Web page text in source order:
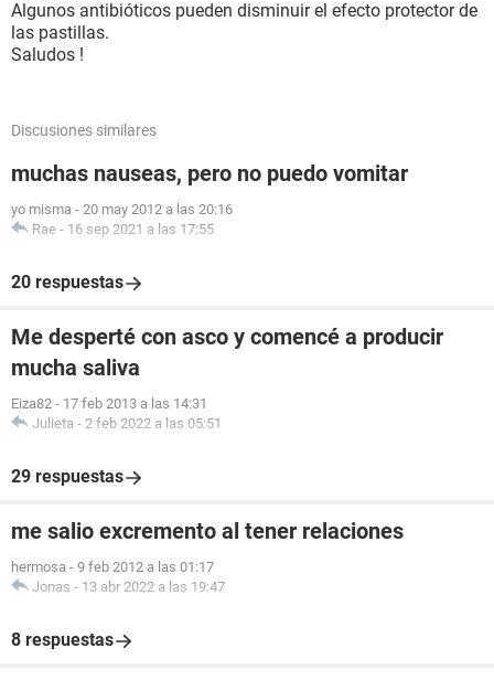
Algunos antibióticos pueden disminuir el efecto protector de
las pastillas.
Saludos !
Discusiones similares
muchas nauseas, pero no puedo vomitar
yo misma - 20 may 2012 a las 20:16
Rae - 16 sep 2021 a las 17:55
20 respuestas
Me desperté con asco y comencé a producir
mucha saliva
Eiza82 - 17 feb 2013 a las 14:31
Julieta - 2 feb 2022 a las 05:51
29 respuestas
me salio excremento al tener relaciones
hermosa - 9 feb 2012 a las 01:17
Jonas - 13 abr 2022 a las 19:47
8 respuestas